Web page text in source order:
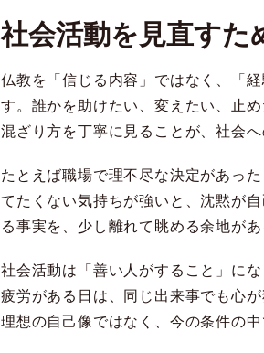
社会活動を見直す
仏教を「信じる内容」ではなく、「
す。誰かを助けたい、変えたい、止
混ざり方を丁寧に見ることが、社会
たとえば職場で理不尽な決定があっ
てたくない気持ちが強いと、沈黙が
る事実を、少し離れて眺める余地が
社会活動は「善い人がすること」に
疲労がある日は、同じ出来事でも心
理想の自己像ではなく、今の条件の